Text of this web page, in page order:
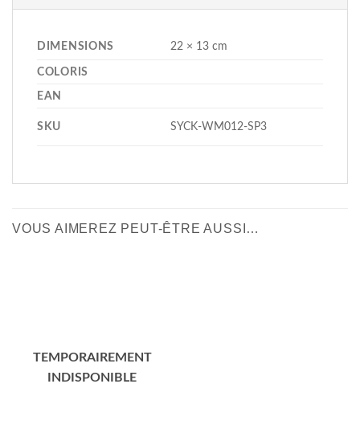
DIMENSIONS 22 × 13 cm
COLORIS
EAN
SKU SYCK-WM012-SP3
VOUS AIMEREZ PEUT-ÊTRE AUSSI…